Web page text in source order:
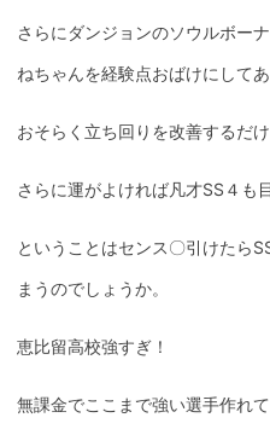
さらにダンジョンのソウルボー
ねちゃんを経験点おばけにして
おそらく立ち回りを改善するだ
さらに運がよければ凡才SS４も
ということはセンス〇引けたら
まうのでしょうか。
恵比留高校強すぎ！
無課金でここまで強い選手作れ